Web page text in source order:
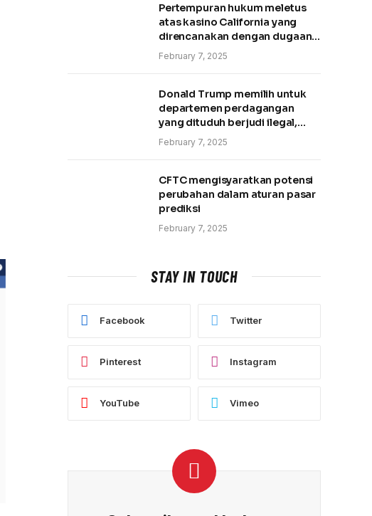
Pertempuran hukum meletus
atas kasino California yang
direncanakan dengan dugaan
pembantaian tanah
February 7, 2025
Donald Trump memilih untuk
departemen perdagangan
yang dituduh berjudi ilegal,
pencucian uang
February 7, 2025
CFTC mengisyaratkan potensi
perubahan dalam aturan pasar
prediksi
February 7, 2025
STAY IN TOUCH
Facebook Twitter
Pinterest Instagram
YouTube Vimeo